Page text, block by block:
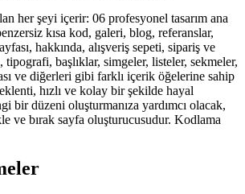
her şeyi içerir: 06 profesyonel tasarım ana
kısa kod, galeri, blog, referanslar,
hakkında, alışveriş sepeti, sipariş ve
tipografi, başlıklar, simgeler, listeler, sekmeler,
ve diğerleri gibi farklı içerik öğelerine sahip
hızlı ve kolay bir şekilde hayal
bir düzeni oluşturmanıza yardımcı olacak,
ve bırak sayfa oluşturucusudur. Kodlama